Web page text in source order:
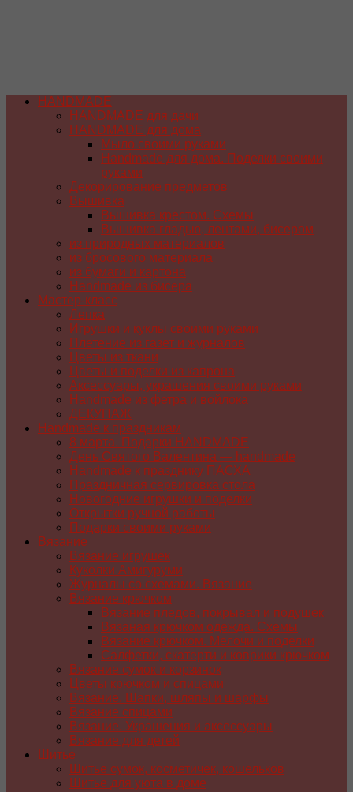
HANDMADE
HANDMADE для дачи
HANDMADE для дома
Мыло своими руками
Handmade для дома. Поделки своими
руками
Декорирование предметов
Вышивка
Вышивка крестом. Схемы
Вышивка гладью, лентами, бисером
из природных материалов
из бросового материала
из бумаги и картона
Handmade из бисера
Мастер-класс
Лепка
Игрушки и куклы своими руками
Плетение из газет и журналов
Цветы из ткани
Цветы и поделки из капрона
Аксессуары, украшения своими руками
Handmade из фетра и войлока
ДЕКУПАЖ
Handmade к праздникам
8 марта. Подарки HANDMADE
День Святого Валентина — handmade
Handmade к празднику ПАСХA
Праздничная сервировка стола
Новогодние игрушки и поделки
Открытки ручной работы
Подарки своими руками
Вязание
Вязание игрушек
Куколки Амигуруми
Журналы со схемами. Вязание
Вязание крючком
Вязание пледов, покрывал и подушек
Вязаная крючком одежда. Схемы
Вязание крючком. Мелочи и поделки
Салфетки, скатерти и коврики крючком
Вязание сумок и корзинок
Цветы крючком и спицами
Вязание. Шапки, шляпы и шарфы
Вязание спицами
Вязание. Украшения и аксессуары
Вязание для детей
Шитье
Шитье сумок, косметичек, кошельков
Шитье для уюта в доме